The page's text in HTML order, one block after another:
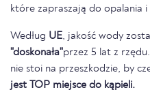
które zapraszają do opalania i
Według UE, jakość wody
"doskonała"przez 5 lat z rzędu. przez pięć lat z rzędu. Nic więc
nie stoi na przeszkodzie, by
jest TOP miejsce do kąpieli.